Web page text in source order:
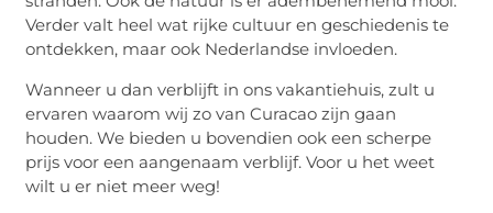
Verder valt heel wat rijke cultuur en geschiedenis te
ontdekken, maar ook Nederlandse invloeden.
Wanneer u dan verblijft in ons vakantiehuis, zult u
ervaren waarom wij zo van Curacao zijn gaan
houden. We bieden u bovendien ook een scherpe
prijs voor een aangenaam verblijf. Voor u het weet
wilt u er niet meer weg!